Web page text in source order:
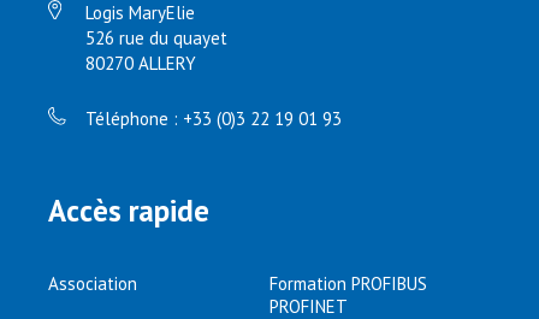
Logis MaryElie
526 rue du quayet
80270 ALLERY
Téléphone : +33 (0)3 22 19 01 93
Accès rapide
Association
Formation PROFIBUS
PROFINET